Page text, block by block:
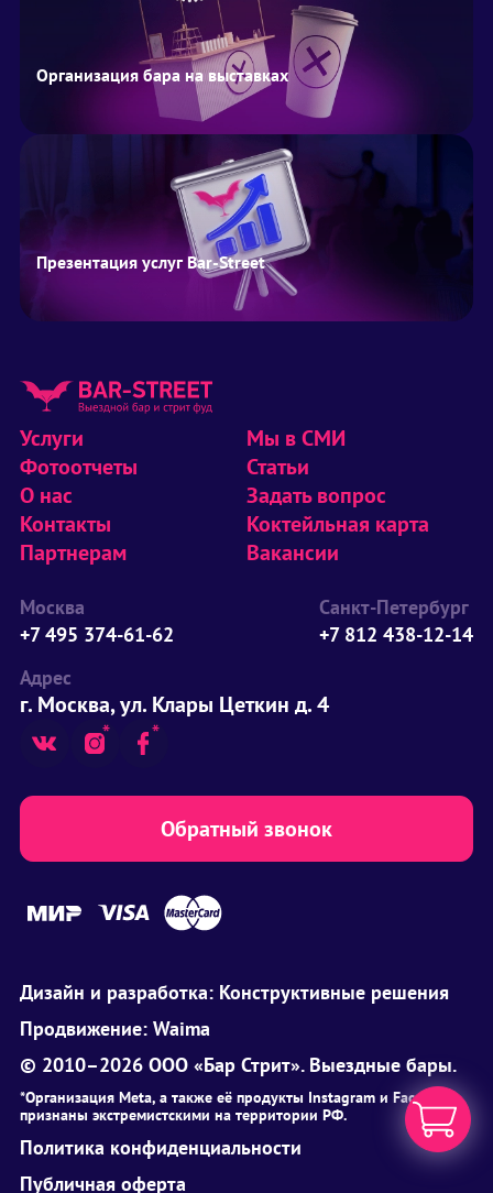
Организация бара на выставках
Презентация услуг Bar-Street
Услуги
Фотоотчеты
О нас
Контакты
Партнерам
Мы в СМИ
Статьи
Задать вопрос
Коктейльная карта
Вакансии
Москва
+7 495 374-61-62
Санкт-Петербург
+7 812 438-12-14
Адрес
г. Москва, ул. Клары Цеткин д. 4
Обратный звонок
Дизайн и разработка: Конструктивные решения
Продвижение: Waima
© 2010–2026 ООО «Бар Стрит». Выездные бары.
*Организация Meta, а также её продукты Instagram и Facebook
признаны экстремистскими на территории РФ.
Политика конфиденциальности
Публичная оферта